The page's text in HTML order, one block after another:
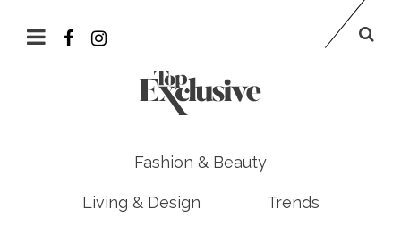
Fashion & Beauty
Living & Design Trends